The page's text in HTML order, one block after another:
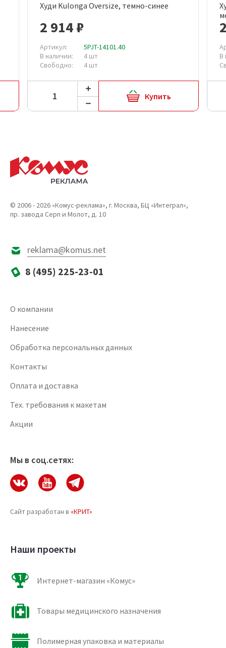
Худи Kulonga Oversize, темно-синее
2 914 ₽
Артикул:
5PJT-14101.40
В наличии:
4 шт
Свободно:
4 шт
Купить
В
© 2006 - 2026 «Комус-реклама», г. Москва, БЦ «Интеграл»,
пр. завода Серп и Молот, д. 10
reklama@komus.net
8 (495) 225-23-01
О компании
Нанесение
Обработка персональных данных
Контакты
Оплата и доставка
Тех. требования к макетам
Акции
Мы в соц.сетях:
Сайт разработан в «КРИТ»
Наши проекты
Интернет-магазин «Комус»
Товары медицинского назначения
Полимерная упаковка и материалы